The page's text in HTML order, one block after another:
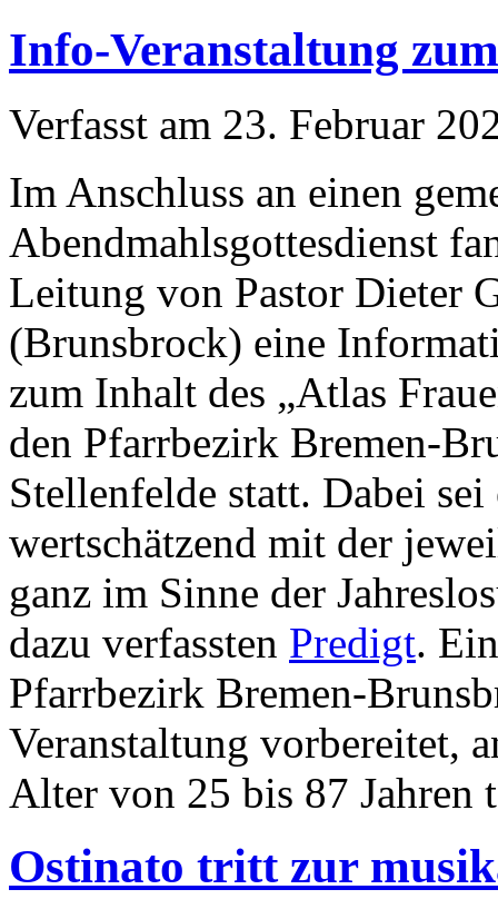
Info-Veranstaltung
Verfasst am 23. Februar
Im Anschluss an einen
Abendmahlsgottesdienst
Leitung von Pastor Dieter
(Brunsbrock) eine
zum Inhalt des „Atlas
den Pfarrbezirk Bremen-
Stellenfelde statt. Dabei
wertschätzend mit der
ganz im Sinne der
dazu verfassten Predigt.
Pfarrbezirk Bremen-
Veranstaltung vorbereitet,
Alter von 25 bis 87 Jahren
Ostinato tritt zur